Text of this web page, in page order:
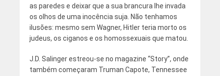
as paredes e deixar que a sua brancura lhe invada
os olhos de uma inocência suja. Não tenhamos
ilusões: mesmo sem Wagner, Hitler teria morto os
judeus, os ciganos e os homossexuais que matou.
J.D. Salinger estreou-se no magazine “Story”, onde
também começaram Truman Capote, Tennessee